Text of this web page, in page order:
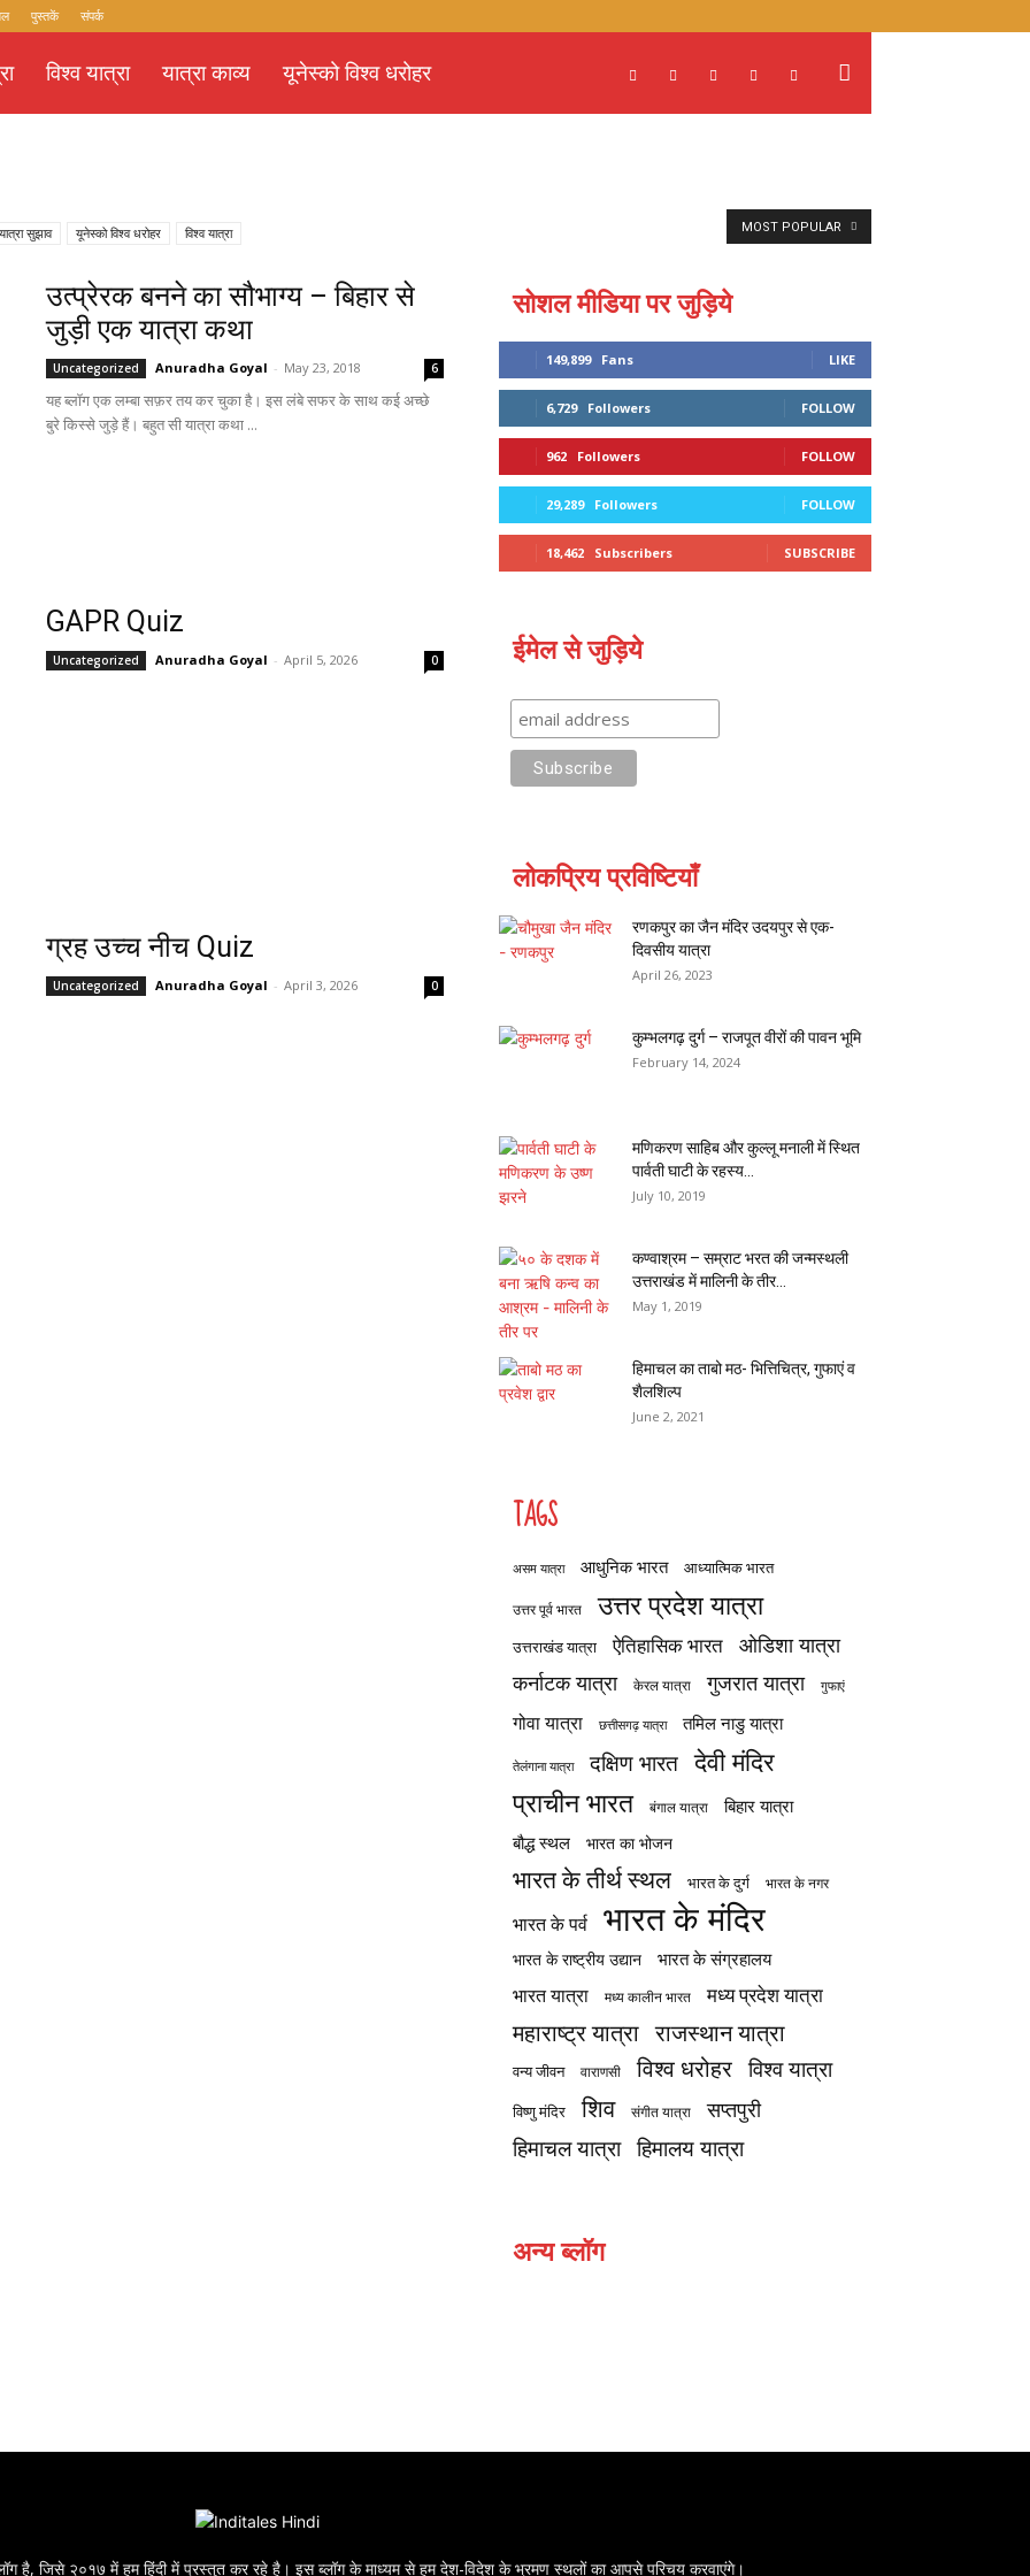
पुस्तकें संपर्क
विश्व यात्रा यात्रा काव्य यूनेस्को विश्व धरोहर
यात्रा सुझाव यूनेस्को विश्व धरोहर विश्व यात्रा MOST POPULAR
उत्प्रेरक बनने का सौभाग्य – बिहार से
जुड़ी एक यात्रा कथा
Uncategorized Anuradha Goyal - May 23, 2018 6
यह ब्लॉग एक लम्बा सफ़र तय कर चुका है। इस लंबे सफर के साथ कई अच्छे
बुरे किस्से जुड़े हैं। बहुत सी यात्रा कथा ...
GAPR Quiz
Uncategorized Anuradha Goyal - April 5, 2026 0
ग्रह उच्च नीच Quiz
Uncategorized Anuradha Goyal - April 3, 2026 0
सोशल मीडिया पर जुड़िये
149,899 Fans LIKE
6,729 Followers FOLLOW
962 Followers FOLLOW
29,289 Followers FOLLOW
18,462 Subscribers SUBSCRIBE
ईमेल से जुड़िये
लोकप्रिय प्रविष्टियाँ
रणकपुर का जैन मंदिर उदयपुर से एक-
दिवसीय यात्रा
April 26, 2023
कुम्भलगढ़ दुर्ग – राजपूत वीरों की पावन भूमि
February 14, 2024
मणिकरण साहिब और कुल्लू मनाली में स्थित
पार्वती घाटी के रहस्य...
July 10, 2019
कण्वाश्रम – सम्राट भरत की जन्मस्थली
उत्तराखंड में मालिनी के तीर...
May 1, 2019
हिमाचल का ताबो मठ- भित्तिचित्र, गुफाएं व
शैलशिल्प
June 2, 2021
TAGS
असम यात्रा आधुनिक भारत आध्यात्मिक भारत
उत्तर पूर्व भारत उत्तर प्रदेश यात्रा
उत्तराखंड यात्रा ऐतिहासिक भारत
ओडिशा यात्रा
कर्नाटक यात्रा
केरल यात्रा गुजरात यात्रा गुफाएं
गोवा यात्रा छत्तीसगढ़ यात्रा तमिल नाडु यात्रा
तेलंगाना यात्रा दक्षिण भारत देवी मंदिर
प्राचीन भारत
बंगाल यात्रा
बिहार यात्रा
बौद्ध स्थल
भारत का भोजन
भारत के तीर्थ स्थल भारत के दुर्ग भारत के नगर
भारत के पर्व भारत के मंदिर
भारत के राष्ट्रीय उद्यान भारत के संग्रहालय
भारत यात्रा मध्य कालीन भारत मध्य प्रदेश यात्रा
महाराष्ट्र यात्रा राजस्थान यात्रा
वन्य जीवन वाराणसी विश्व धरोहर विश्व यात्रा
विष्णु मंदिर शिव संगीत यात्रा सप्तपुरी
हिमाचल यात्रा हिमालय यात्रा
अन्य ब्लॉग
है, जिसे २०१७ में हम हिंदी में प्रस्तुत कर रहे है। इस ब्लॉग के माध्यम से हम देश-विदेश के भ्रमण स्थलों का आपसे परिचय करवाएंगे।